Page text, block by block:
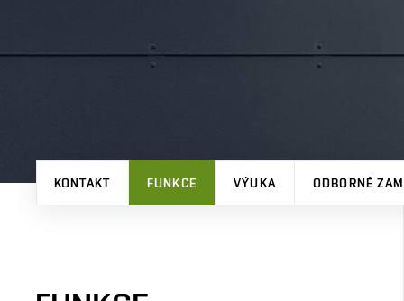
KONTAKT FUNKCE VÝUKA ODBORNÉ